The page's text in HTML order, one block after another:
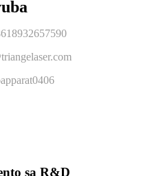
sa R&D